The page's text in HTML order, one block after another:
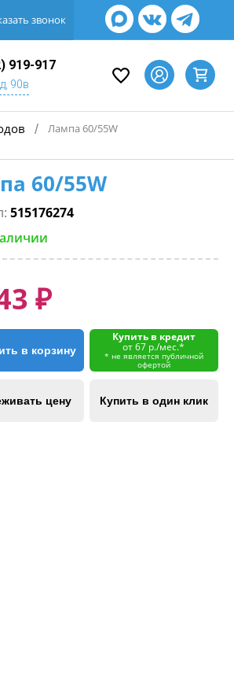
звонок
919-917
90в
/ Лампа 60/55W
60/55W
515176274
₽
в корзину
Купить в кредит
от 67 р./мес.*
* не является публичной
офертой
цену Купить в один клик